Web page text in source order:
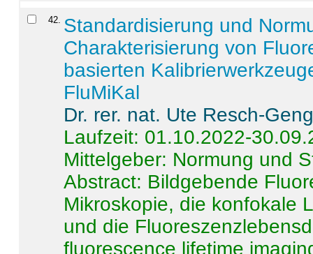
42. Standardisierung und
Charakterisierung von
basierten
FluMiKal
Dr. rer. nat. Ute Resch-
Laufzeit: 01.10.2022-
Mittelgeber: Normung und
Abstract: Bildgebende
Mikroskopie, die konfokale
und die
fluorescence lifetime